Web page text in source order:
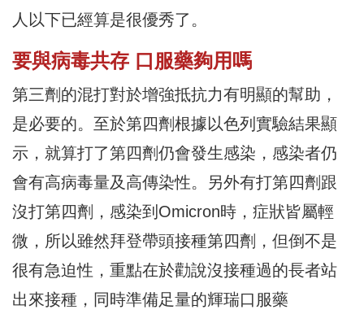
人以下已經算是很優秀了。
要與病毒共存 口服藥夠用嗎
第三劑的混打對於增強抵抗力有明顯的幫助，
是必要的。至於第四劑根據以色列實驗結果顯
示，就算打了第四劑仍會發生感染，感染者仍
會有高病毒量及高傳染性。另外有打第四劑跟
沒打第四劑，感染到Omicron時，症狀皆屬輕
微，所以雖然拜登帶頭接種第四劑，但倒不是
很有急迫性，重點在於勸說沒接種過的長者站
出來接種，同時準備足量的輝瑞口服藥